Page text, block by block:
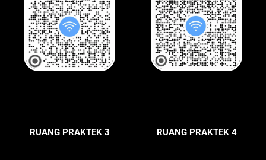
RUANG PRAKTEK 3 RUANG PRAKTEK 4